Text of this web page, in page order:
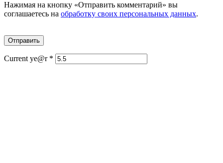
Нажимая на кнопку «Отправить комментарий» вы
соглашаетесь на обработку своих персональных данных.
Current ye@r *